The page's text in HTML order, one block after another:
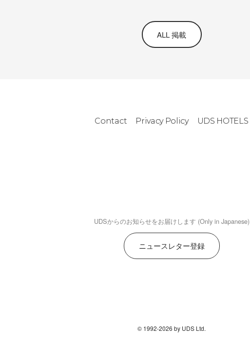
ALL 掲載
Contact Privacy Policy UDS HOTELS
UDSからのお知らせをお届けします (Only in Japanese)
ニュースレター登録
© 1992-2026 by UDS Ltd.